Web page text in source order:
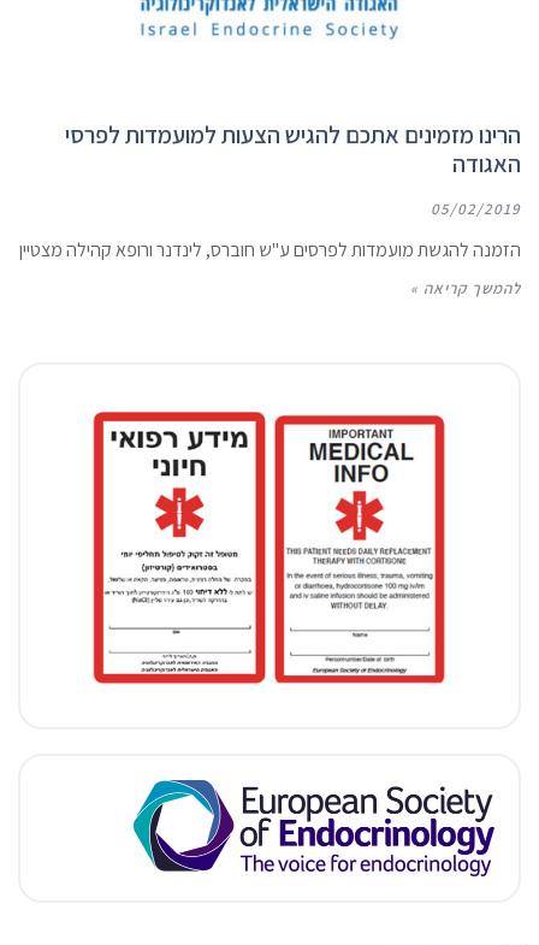
הרינו מזמינים אתכם להגיש הצעות למועמדות לפרסי
האגודה
05/02/2019
הזמנה להגשת מועמדות לפרסים ע''ש חוברס, לינדנר ורופא קהילה מצטיין
להמשך קריאה »